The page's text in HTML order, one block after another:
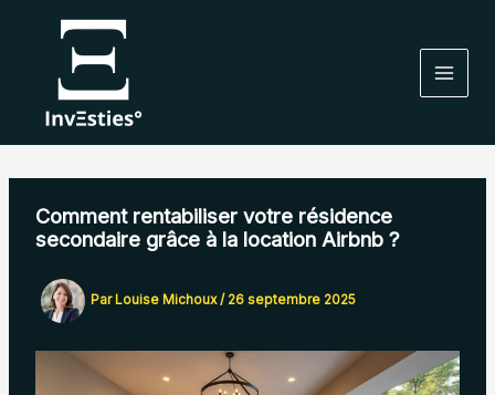
Comment rentabiliser votre résidence
secondaire grâce à la location Airbnb ?
Par Louise Michoux/ 26 septembre 2025